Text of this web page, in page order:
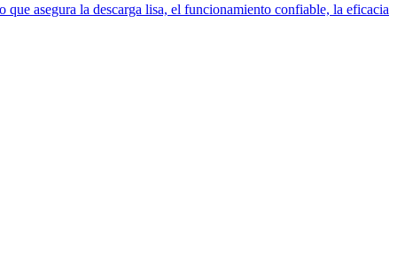
asegura la descarga lisa, el funcionamiento confiable, la eficacia